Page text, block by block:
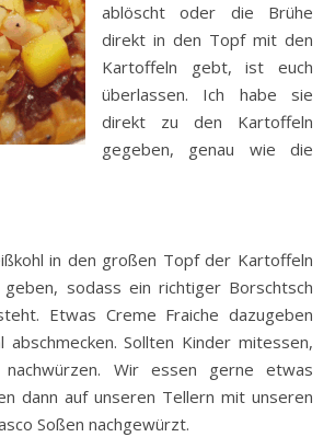
ablöscht oder die Brühe
direkt in den Topf mit den
Kartoffeln gebt, ist euch
überlassen. Ich habe sie
direkt zu den Kartoffeln
gegeben, genau wie die
in den großen Topf der Kartoffeln
sodass ein richtiger Borschtsch
Etwas Creme Fraiche dazugeben
abschmecken. Sollten Kinder mitessen,
Wir essen gerne etwas
dann auf unseren Tellern mit unseren
Soßen nachgewürzt.